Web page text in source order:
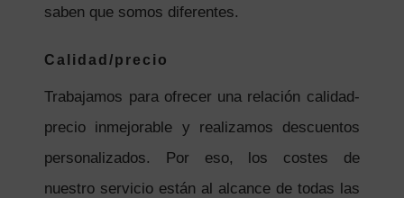
saben que somos diferentes.
Calidad/precio
Trabajamos para ofrecer una relación calidad-
precio inmejorable y realizamos descuentos
personalizados. Por eso, los costes de
nuestro servicio están al alcance de todas las